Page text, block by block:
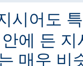
시어도
에 든
매우 비